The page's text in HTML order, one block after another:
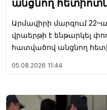
անցնող
Արմավիրի մարզում
վրաերթի է ենթարկել
հատվածով անցնող
05.08.2026 11:44